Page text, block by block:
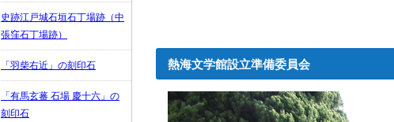
熱海文学館設立準備委員会
史跡江戸城石垣石丁場跡（中
張窪石丁場跡）
「羽柴右近」の刻印石
「有馬玄蕃 石場 慶十六」の
刻印石